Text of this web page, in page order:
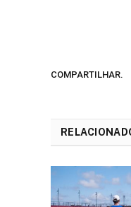
COMPARTILHAR.